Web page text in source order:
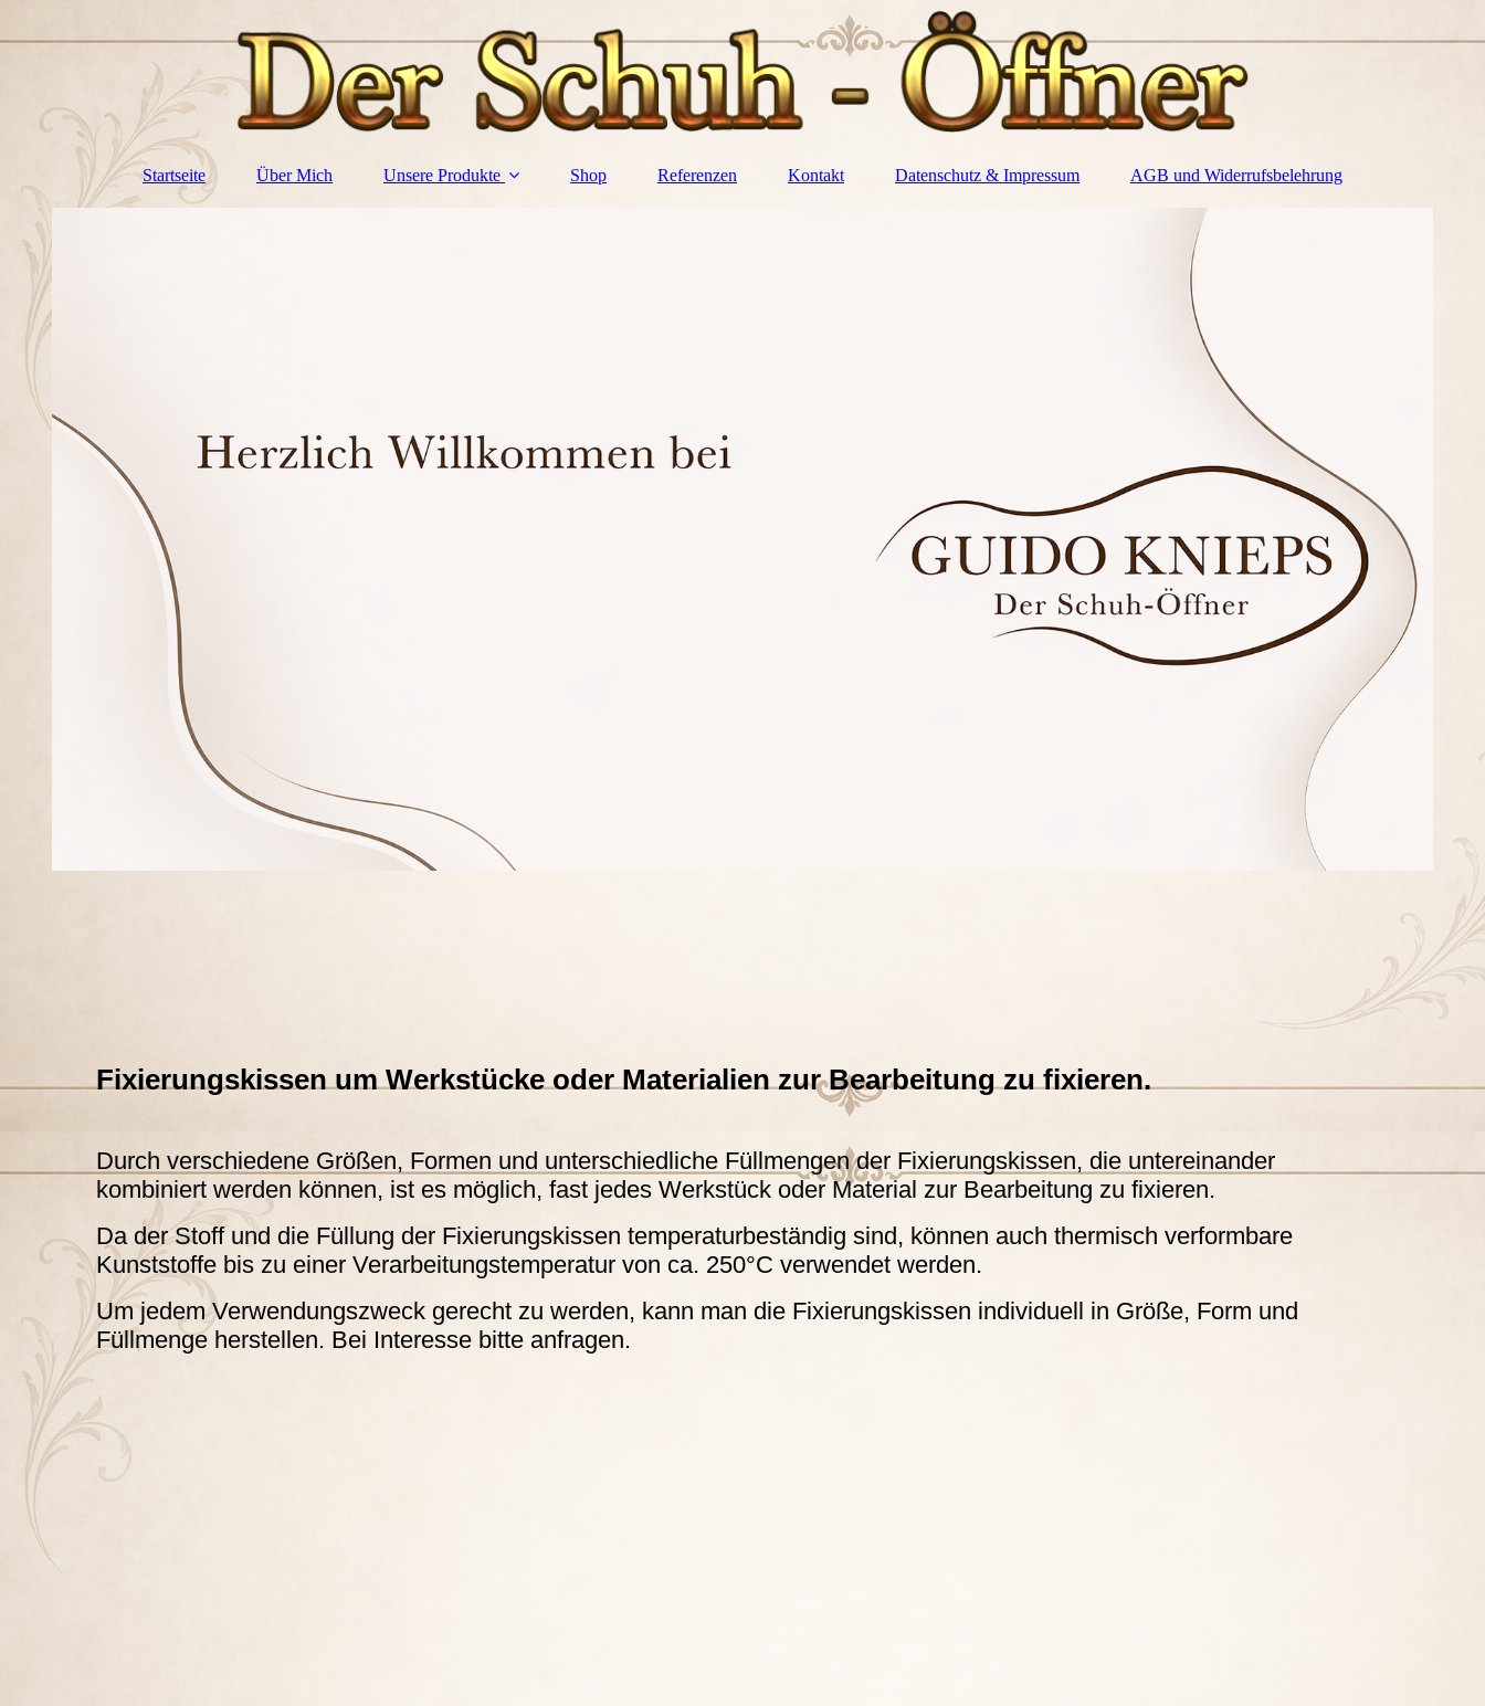
Startseite Über Mich Unsere Produkte Shop Referenzen Kontakt Datenschutz & Impressum AGB und Widerrufsbelehrung
Fixierungskissen um Werkstücke oder Materialien zur Bearbeitung zu fixieren.
Durch verschiedene Größen, Formen und unterschiedliche Füllmengen der Fixierungskissen, die untereinander
kombiniert werden können, ist es möglich, fast jedes Werkstück oder Material zur Bearbeitung zu fixieren.
Da der Stoff und die Füllung der Fixierungskissen temperaturbeständig sind, können auch thermisch verformbare
Kunststoffe bis zu einer Verarbeitungstemperatur von ca. 250°C verwendet werden.
Um jedem Verwendungszweck gerecht zu werden, kann man die Fixierungskissen individuell in Größe, Form und
Füllmenge herstellen. Bei Interesse bitte anfragen.